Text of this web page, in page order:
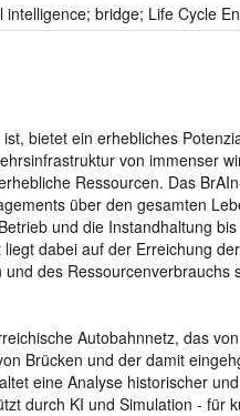
bridge; Life Cycle
bietet ein erhebliches
von immenser
Ressourcen. Das
über den gesamten
und die Instandhaltung
dabei auf der Erreichung der
des Ressourcenverbrauchs
Autobahnnetz, das
Brücken und der damit
eine Analyse historischer
durch KI und Simulation - für